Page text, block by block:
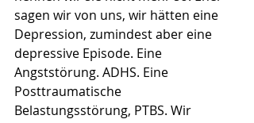
sagen wir von uns, wir hätten eine
Depression, zumindest aber eine
depressive Episode. Eine
Angststörung. ADHS. Eine
Posttraumatische
Belastungsstörung, PTBS. Wir